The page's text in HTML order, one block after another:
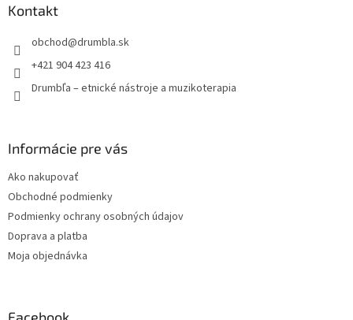
Kontakt
obchod@drumbla.sk
+421 904 423 416
Drumbľa – etnické nástroje a muzikoterapia
Informácie pre vás
Ako nakupovať
Obchodné podmienky
Podmienky ochrany osobných údajov
Doprava a platba
Moja objednávka